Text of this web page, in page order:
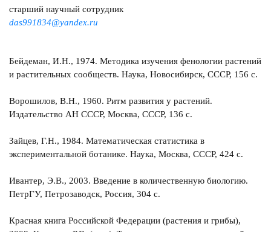
старший научный сотрудник
das991834@yandex.ru
Бейдеман, И.Н., 1974. Методика изучения фенологии растений
и растительных сообществ. Наука, Новосибирск, СССР, 156 с.
Ворошилов, В.Н., 1960. Ритм развития у растений.
Издательство АН СССР, Москва, СССР, 136 с.
Зайцев, Г.Н., 1984. Математическая статистика в
экспериментальной ботанике. Наука, Москва, СССР, 424 с.
Ивантер, Э.В., 2003. Введение в количественную биологию.
ПетрГУ, Петрозаводск, Россия, 304 с.
Красная книга Российской Федерации (растения и грибы),